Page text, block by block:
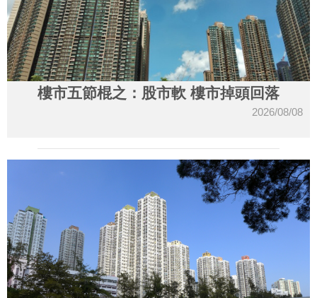
樓市五節棍之：股市軟 樓市掉頭回落
2026/08/08